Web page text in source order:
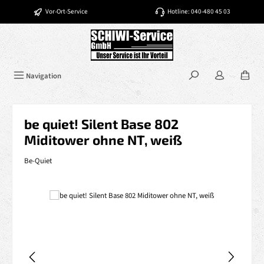
Zum Hauptinhalt springen
Vor-Ort-Service Hotline: 040-480 45 03
Navigation
be quiet! Silent Base 802
Miditower ohne NT, weiß
Be-Quiet
Bildergalerie überspringen